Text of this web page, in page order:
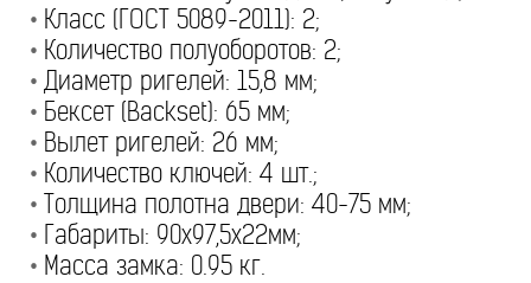
• Класс (ГОСТ 5089-2011): 2;
• Количество полуоборотов: 2;
• Диаметр ригелей: 15,8 мм;
• Бексет (Backset): 65 мм;
• Вылет ригелей: 26 мм;
• Количество ключей: 4 шт.;
• Толщина полотна двери: 40-75 мм;
• Габариты: 90х97,5х22мм;
• Масса замка: 0.95 кг.